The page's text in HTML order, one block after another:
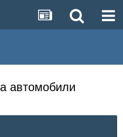
автомобили